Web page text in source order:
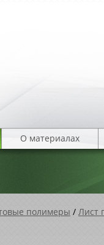
О материалах
полимеры / Лист